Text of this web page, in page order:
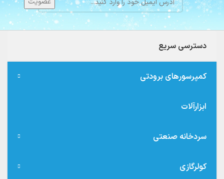
دسترسی سریع
کمپرسورهای برودتی
ابزارآلات
سردخانه صنعتی
کولرگازی